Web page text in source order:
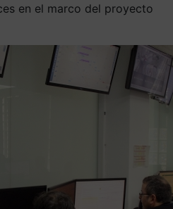
en el marco del proyecto